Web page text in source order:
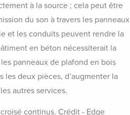
à la source ; cela peut être
du son à travers les panneaux
et les conduits peuvent rendre la
en béton nécessiterait la
panneaux de plafond en bois
deux pièces, d’augmenter la
autres services.